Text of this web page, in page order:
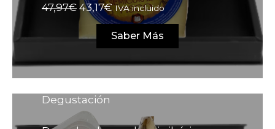
47,97€ El
precio
original
era:
47,97€.
43,17€El
precio
actual
es:
43,17€.
IVA incluido
Saber Más
Degustación